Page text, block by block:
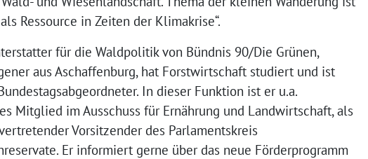
Ressource in Zeiten der Klimakrise“.
für die Waldpolitik von Bündnis 90/Die Grünen,
aus Aschaffenburg, hat Forstwirtschaft studiert und ist
In dieser Funktion ist er u.a.
Mitglied im Ausschuss für Ernährung und Landwirtschaft, als
Vorsitzender des Parlamentskreis
Er informiert gerne über das neue Förderprogramm